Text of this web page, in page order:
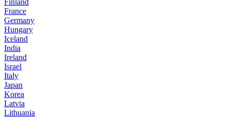
France
Germany
Hungary
Iceland
India
Ireland
Israel
Italy
Japan
Korea
Latvia
Lithuania